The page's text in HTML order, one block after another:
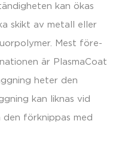
kan ökas
skikt av metall eller
Mest före-
är PlasmaCoat
heter den
kan liknas vid
förknippas med